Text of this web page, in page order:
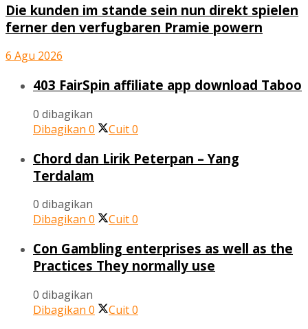
Die kunden im stande sein nun direkt spielen
ferner den verfugbaren Pramie powern
6 Agu 2026
403 FairSpin affiliate app download Taboo
0 dibagikan
Dibagikan 0 Cuit0
Chord dan Lirik Peterpan – Yang
Terdalam
0 dibagikan
Dibagikan 0 Cuit0
Con Gambling enterprises as well as the
Practices They normally use
0 dibagikan
Dibagikan 0 Cuit0